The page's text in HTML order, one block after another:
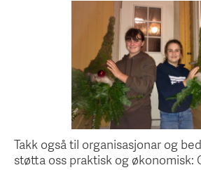
Takk også til organisasjonar og
støtta oss praktisk og økonomisk: